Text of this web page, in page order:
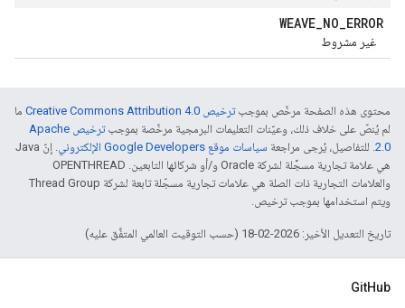
WEAVE_NO_ERROR
غير مشروط
محتوى هذه الصفحة مرخّص بموجبترخيص Creative Commons Attribution 4.0‏
ما
لم يُنصّ على خلاف ذلك، وعيّنات التعليمات البرمجية مرخّصة بموجب
ترخيص Apache
2.0‏. للتفاصيل، يُرجى مراجعة سياسات موقع Google Developers الإلكتروني
. إنّ Java
هي علامة تجارية مسجَّلة لشركة Oracle و/أو شركائها التابعين. ‫OPENTHREAD
والعلامات التجارية ذات الصلة هي علامات تجارية مسجّلة تابعة لشركة Thread Group
ويتم استخدامها بموجب ترخيص.
تاريخ التعديل الأخير: 2026-02-18 (حسب التوقيت العالمي المتفَّق عليه)
GitHub